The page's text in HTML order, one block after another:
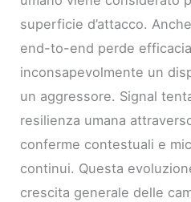
superficie d’attacco.
end-to-end perde
inconsapevolmente un
un aggressore. Signal
resilienza umana
conferme contestuali e
continui. Questa
crescita generale delle